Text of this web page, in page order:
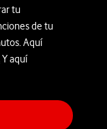
tu
de tu
Aquí
Y aquí